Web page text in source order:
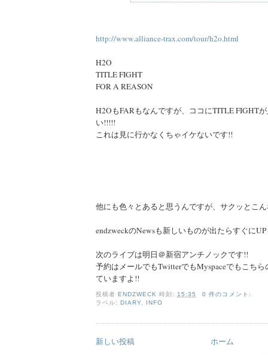
http://www.alliance-trax.com/tour/h2o.html
H2O
TITLE FIGHT
FOR A REASON
H2OもFARもなんですが、ココにTITLE FIGHT
い!!!!!
これは見に行かなくちゃイケないです!!
他にも色々とあると思うんですが、サクッとこ
endzweckのNewsも新しいものが出たらすぐに
次のライブは明日＠新宿アンチノックです!!
予約はメールでもTwitterでもMyspaceでもこち
ていますよ!!
投稿者ENDZWECK 時刻: 15:35
0 件のコメント:
ラベル:DIARY INFO
新しい投稿
ホーム